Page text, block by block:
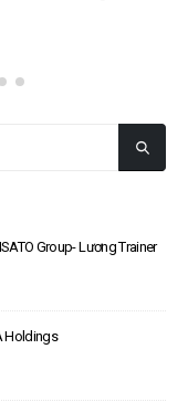
Group- Lương Trainer
Holdings